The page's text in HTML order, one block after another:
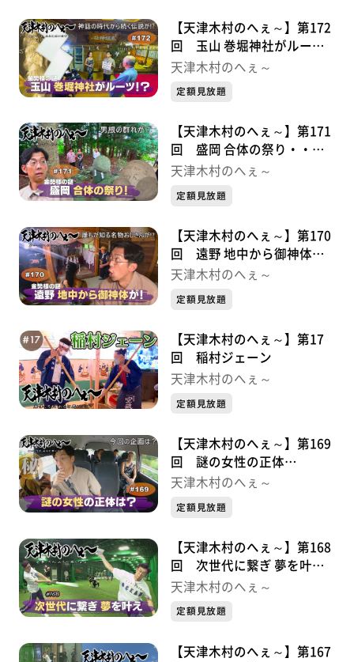
【天津木村のへぇ～】第172
回 玉山 巻堀神社がルー
ツ！？・・・金勢様シリーズ
天津木村のへぇ～
定額見放題
【天津木村のへぇ～】第171
回 盛岡 合体の祭り・・・
金勢様シリーズ③
天津木村のへぇ～
定額見放題
【天津木村のへぇ～】第170
回 遠野 地中から御神体
が！・・・金勢様シリーズ②
天津木村のへぇ～
定額見放題
【天津木村のへぇ～】第17
回 稲村ジェーン
天津木村のへぇ～
定額見放題
【天津木村のへぇ～】第169
回 謎の女性の正体
は？・・・金勢様シリーズ①
天津木村のへぇ～
定額見放題
【天津木村のへぇ～】第168
回 次世代に繋ぎ 夢を叶
え・・・久慈次郎シリーズ９
天津木村のへぇ～
定額見放題
【天津木村のへぇ～】第167